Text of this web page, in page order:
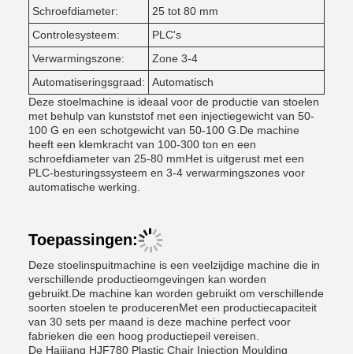
Schroefdiameter:
25 tot 80 mm
Controlesysteem:
PLC's
Verwarmingszone:
Zone 3-4
Automatiseringsgraad:
Automatisch
Deze stoelmachine is ideaal voor de productie van stoelen
met behulp van kunststof met een injectiegewicht van 50-
100 G en een schotgewicht van 50-100 G.De machine
heeft een klemkracht van 100-300 ton en een
schroefdiameter van 25-80 mmHet is uitgerust met een
PLC-besturingssysteem en 3-4 verwarmingszones voor
automatische werking.
Toepassingen:
Deze stoelinspuitmachine is een veelzijdige machine die in
verschillende productieomgevingen kan worden
gebruikt.De machine kan worden gebruikt om verschillende
soorten stoelen te producerenMet een productiecapaciteit
van 30 sets per maand is deze machine perfect voor
fabrieken die een hoog productiepeil vereisen.
De Haijiang HJF780 Plastic Chair Injection Moulding